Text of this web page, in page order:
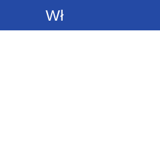
Włącz
powiadomienia